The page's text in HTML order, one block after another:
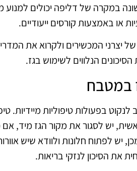
במקרה של דליפה יכולים למנוע
או באמצעות קורסים ייעודיים.
יצרני המכשירים ולקרוא את
הנלווים לשימוש בגז.
במטבח
בפעולות טיפוליות מיידיות.
יש לסגור את מקור הגז מיד,
יש לפתוח חלונות ולוודא שיש
את הסיכון לנזקי בריאות.